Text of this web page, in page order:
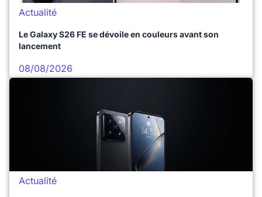
Actualité
Le Galaxy S26 FE se dévoile en couleurs avant son
lancement
08/08/2026
Actualité